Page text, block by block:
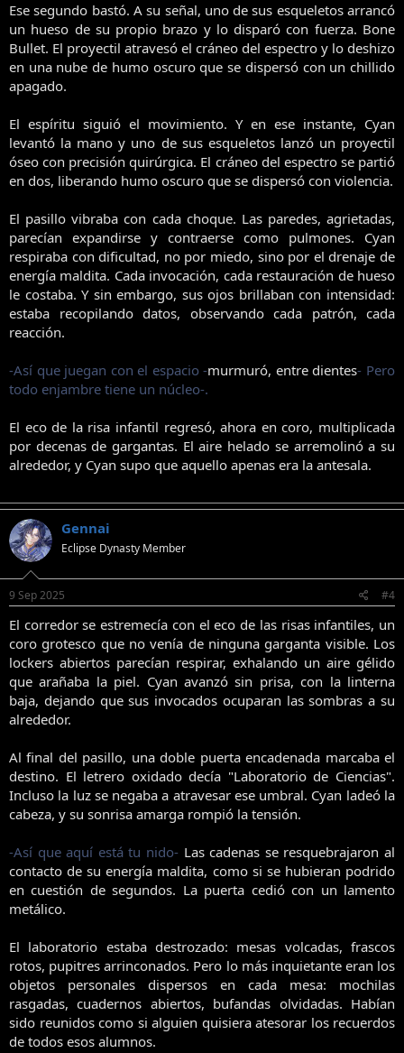
Ese segundo bastó. A su señal, uno de sus esqueletos arrancó
un hueso de su propio brazo y lo disparó con fuerza. Bone
Bullet. El proyectil atravesó el cráneo del espectro y lo deshizo
en una nube de humo oscuro que se dispersó con un chillido
apagado.
El espíritu siguió el movimiento. Y en ese instante, Cyan
levantó la mano y uno de sus esqueletos lanzó un proyectil
óseo con precisión quirúrgica. El cráneo del espectro se partió
en dos, liberando humo oscuro que se dispersó con violencia.
El pasillo vibraba con cada choque. Las paredes, agrietadas,
parecían expandirse y contraerse como pulmones. Cyan
respiraba con dificultad, no por miedo, sino por el drenaje de
energía maldita. Cada invocación, cada restauración de hueso
le costaba. Y sin embargo, sus ojos brillaban con intensidad:
estaba recopilando datos, observando cada patrón, cada
reacción.
-Así que juegan con el espacio -murmuró, entre dientes- Pero
todo enjambre tiene un núcleo-.
El eco de la risa infantil regresó, ahora en coro, multiplicada
por decenas de gargantas. El aire helado se arremolinó a su
alrededor, y Cyan supo que aquello apenas era la antesala.
Gennai
Eclipse Dynasty Member
9 Sep 2025 #4
El corredor se estremecía con el eco de las risas infantiles, un
coro grotesco que no venía de ninguna garganta visible. Los
lockers abiertos parecían respirar, exhalando un aire gélido
que arañaba la piel. Cyan avanzó sin prisa, con la linterna
baja, dejando que sus invocados ocuparan las sombras a su
alrededor.
Al final del pasillo, una doble puerta encadenada marcaba el
destino. El letrero oxidado decía "Laboratorio de Ciencias".
Incluso la luz se negaba a atravesar ese umbral. Cyan ladeó la
cabeza, y su sonrisa amarga rompió la tensión.
-Así que aquí está tu nido- Las cadenas se resquebrajaron al
contacto de su energía maldita, como si se hubieran podrido
en cuestión de segundos. La puerta cedió con un lamento
metálico.
El laboratorio estaba destrozado: mesas volcadas, frascos
rotos, pupitres arrinconados. Pero lo más inquietante eran los
objetos personales dispersos en cada mesa: mochilas
rasgadas, cuadernos abiertos, bufandas olvidadas. Habían
sido reunidos como si alguien quisiera atesorar los recuerdos
de todos esos alumnos.